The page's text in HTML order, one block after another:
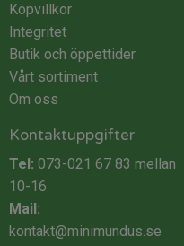
Köpvillkor
Integritet
Butik och öppettider
Vårt sortiment
Om oss
Kontaktuppgifter
Tel: 073-021 67 83 mellan
10-16
Mail:
kontakt@minimundus.se